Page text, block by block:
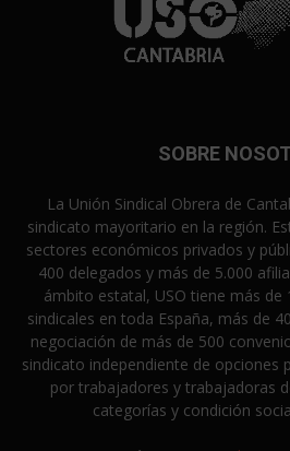
SOBRE
La Unión Sindical Obrera de
sindicato mayoritario en la región.
sectores económicos privados y
400 delegados y más de 5.000
ámbito estatal, USO tiene más de
sindicales en toda España, más de
negociación de más de 500
sindicato independiente de opciones
por trabajadores y trabajadoras
categorías y condición